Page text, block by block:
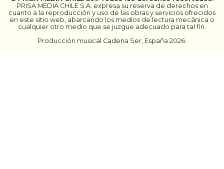
PRISA MEDIA CHILE S.A. expresa su reserva de derechos en
cuanto a la reproducción y uso de las obras y servicios ofrecidos
en este sitio web, abarcando los medios de lectura mecánica o
cualquier otro medio que se juzgue adecuado para tal fin.
Producción musical Cadena Ser, España 2026.